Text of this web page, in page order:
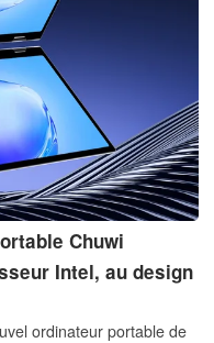
Chuwi
Intel, au design
ordinateur portable de